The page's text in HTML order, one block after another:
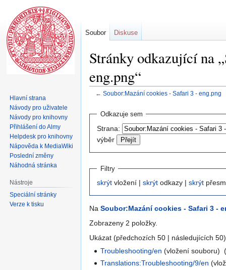
Stránky odkazující na
eng.png“
← Soubor:Mazání cookies - Safari 3 - eng.png
Skočit
navigaci
Skočit
vyhledávání
Odkazuje sem
Strana:
výběr
Filtry
skrýt vložení | skrýt odkazy | skrýt
Na Soubor:Mazání cookies - Safari 3 -
Zobrazeny 2 položky.
Ukázat (předchozích 50 | následujících
Troubleshooting/en (vložení souboru) ‎
Translations:Troubleshooting/9/en
Soubor Diskuse
Hlavní strana
Návody pro uživatele
Návody pro knihovny
Přihlášení do Almy
Helpdesk pro knihovny
Nápověda k MediaWiki
Poslední změny
Náhodná stránka
Nástroje
Speciální stránky
Verze k tisku